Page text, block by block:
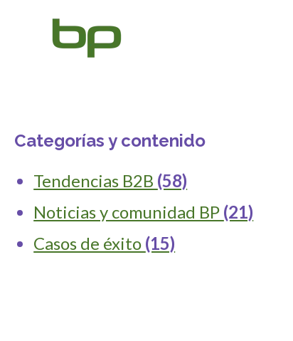
Categorías y contenido
Tendencias B2B (58)
Noticias y comunidad BP (21)
Casos de éxito (15)